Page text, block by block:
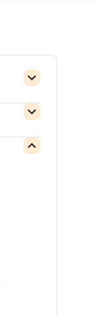
Open
menu
for
Close
menu
for
Open
menu
for
Close
Open